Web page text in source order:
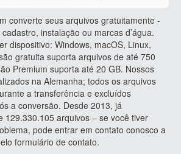
converte seus arquivos gratuitamente -
instalação ou marcas d’água.
dispositivo: Windows, macOS, Linux,
gratuita suporta arquivos de até 750
Premium suporta até 20 GB. Nossos
na Alemanha; todos os arquivos
a transferência e excluídos
a conversão. Desde 2013, já
129.330.105 arquivos – se você tiver
pode entrar em contato conosco a
formulário de contato.